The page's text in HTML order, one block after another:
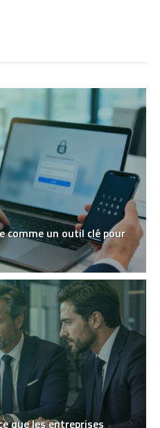
comme un outil clé pour
que les entreprises